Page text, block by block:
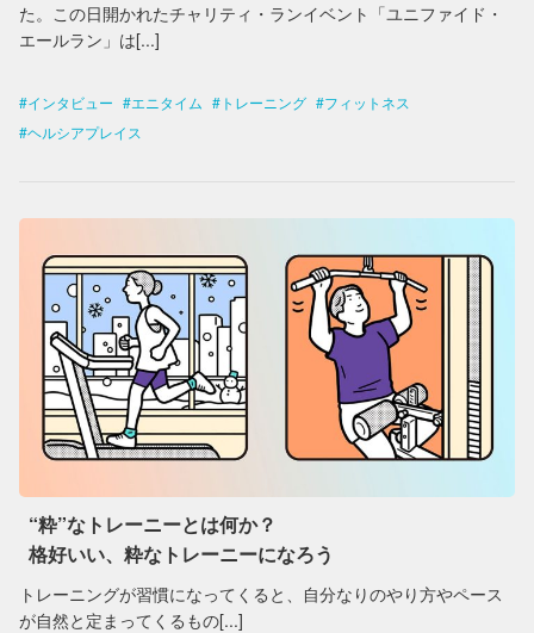
た。この日開かれたチャリティ・ランイベント「ユニファイド・
エールラン」は[...]
インタビュー エニタイム トレーニング
フィットネス
ヘルシアプレイス
“粋”なトレーニーとは何か？
格好いい、粋なトレーニーになろう
トレーニングが習慣になってくると、自分なりのやり方やペース
が自然と定まってくるもの[...]